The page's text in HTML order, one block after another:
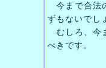
今まで合法
ずもないでし
むしろ、今
べきです。